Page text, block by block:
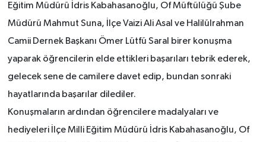
Eğitim Müdürü İdris Kabahasanoğlu, Of Müftülüğü Şube
Müdürü Mahmut Suna, İlçe Vaizi Ali Asal ve Halilülrahman
Camii Dernek Başkanı Ömer Lütfü Saral birer konuşma
yaparak öğrencilerin elde ettikleri başarıları tebrik ederek,
gelecek sene de camilere davet edip, bundan sonraki
hayatlarında başarılar dilediler.
Konuşmaların ardından öğrencilere madalyaları ve
hediyeleri İlçe Milli Eğitim Müdürü İdris Kabahasanoğlu, Of